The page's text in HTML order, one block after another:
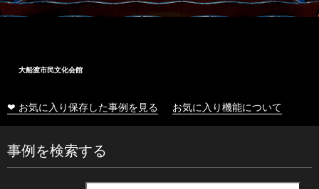
大船渡市民文化会館
❤ お気に入り保存した事例を見る お気に入り機能について
事例を検索する